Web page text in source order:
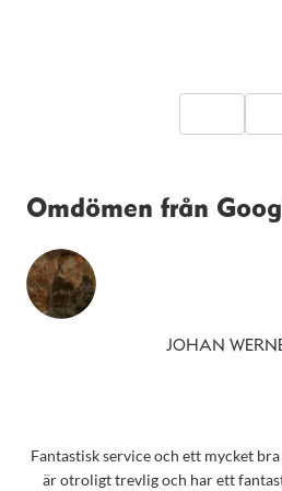
Omdömen från
JOHAN
Fantastisk service och ett mycket
är otroligt trevlig och har ett